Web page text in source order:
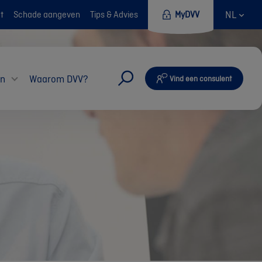
Schade aangeven Tips & Advies MyDVV NL
Waarom DVV? Vind een consulent